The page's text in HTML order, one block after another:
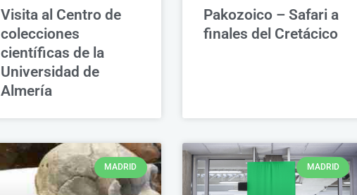
Visita al Centro de
colecciones
científicas de la
Universidad de
Almería
Pakozoico – Safari a
finales del Cretácico
MADRID MADRID